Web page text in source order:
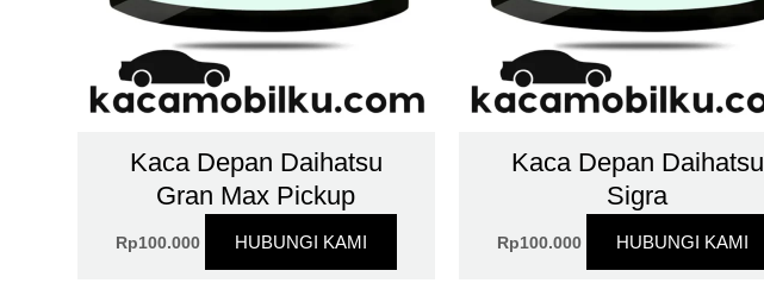
Kaca Depan Daihatsu
Gran Max Pickup
Rp100.000 HUBUNGI KAMI
Kaca Depan Daihatsu
Sigra
Rp100.000 HUBUNGI KAMI